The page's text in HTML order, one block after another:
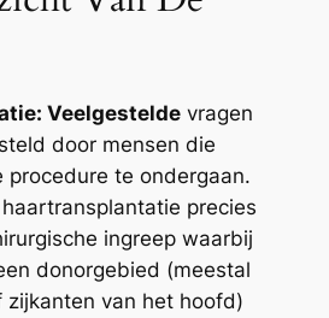
Veelgesteldevragen
door mensen die
procedure te ondergaan.
precies
ingreep waarbij
donorgebied (meestal
van het hoofd)